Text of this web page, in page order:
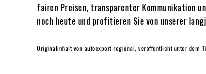
fairen Preisen, transparenter Kommunikation
noch heute und profitieren Sie von unserer
Originalinhalt von autoexport-regional, veröffentlicht unter dem